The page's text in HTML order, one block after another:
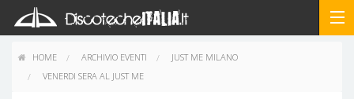
HOME ARCHIVIO EVENTI
JUST ME MILANO
VENERDI SERA AL JUST ME